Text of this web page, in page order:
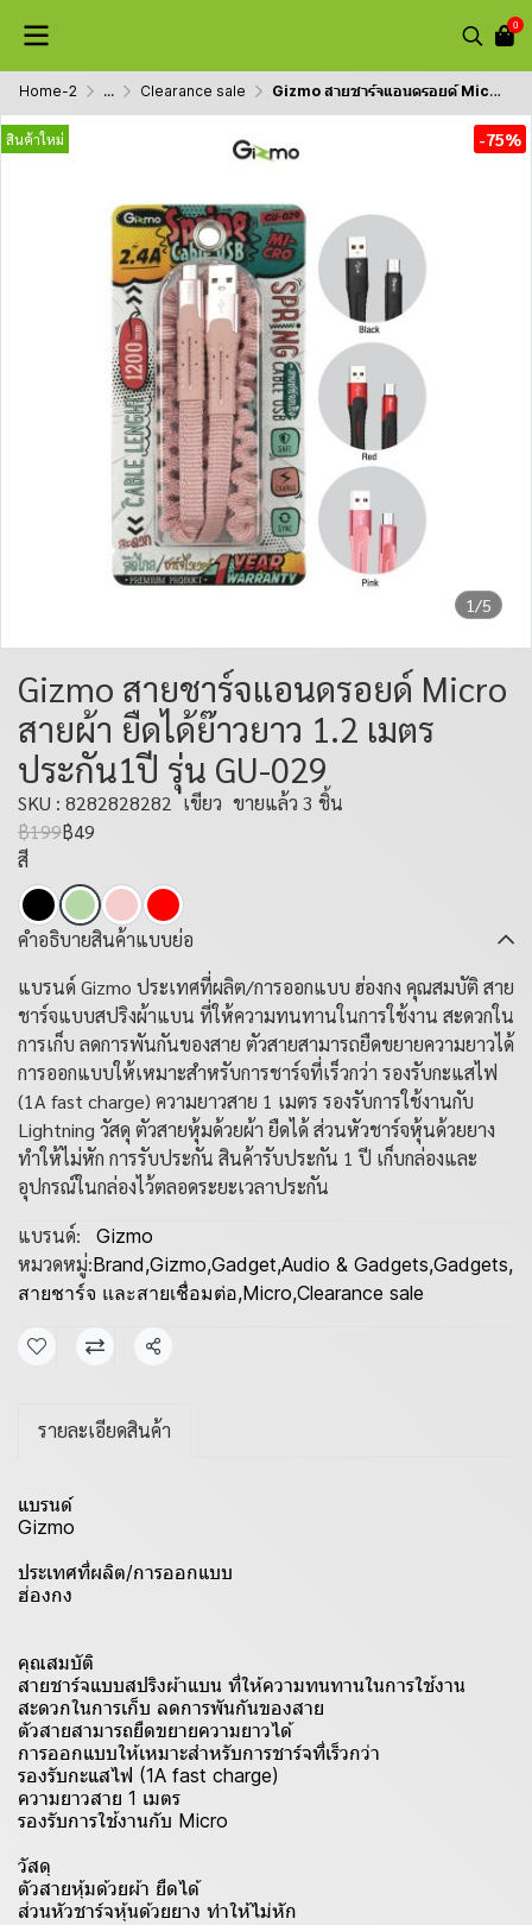
0
Home-2 ... Clearance sale Gizmo สายชาร์จแอนดรอยด์ Micro สายผ้า ยืดได้ย๊าวยาว 1.2 เมตร ประกัน1ปี รุ่น GU-029
1/5
สินค้าใหม่ -75%
Gizmo สายชาร์จแอนดรอยด์ Micro
สายผ้า ยืดได้ย๊าวยาว 1.2 เมตร
ประกัน1ปี รุ่น GU-029
SKU : 8282828282 เขียว ขายแล้ว 3 ชิ้น
฿199฿49
สี
คำอธิบายสินค้าแบบย่อ
แบรนด์ Gizmo ประเทศที่ผลิต/การออกแบบ ฮ่องกง คุณสมบัติ สาย
ชาร์จแบบสปริงผ้าแบน ที่ให้ความทนทานในการใช้งาน สะดวกใน
การเก็บ ลดการพันกันของสาย ตัวสายสามารถยืดขยายความยาวได้
การออกแบบให้เหมาะสำหรับการชาร์จที่เร็วกว่า รองรับกะแสไฟ
(1A fast charge) ความยาวสาย 1 เมตร รองรับการใช้งานกับ
Lightning วัสดุ ตัวสายหุ้มด้วยผ้า ยืดได้ ส่วนหัวชาร์จหุ้นด้วยยาง
ทำให้ไม่หัก การรับประกัน สินค้ารับประกัน 1 ปี เก็บกล่องและ
อุปกรณ์ในกล่องไว้ตลอดระยะเวลาประกัน
แบรนด์:
Gizmo
หมวดหมู่:Brand,Gizmo,Gadget,Audio & Gadgets,Gadgets,
สายชาร์จ และสายเชื่อมต่อ,Micro,Clearance sale
แชร์
รายละเอียดสินค้า
แบรนด์
Gizmo
ประเทศที่ผลิต/การออกแบบ
ฮ่องกง
คุณสมบัติ
สายชาร์จแบบสปริงผ้าแบน ที่ให้ความทนทานในการใช้งาน
สะดวกในการเก็บ ลดการพันกันของสาย
ตัวสายสามารถยืดขยายความยาวได้
การออกแบบให้เหมาะสำหรับการชาร์จที่เร็วกว่า
รองรับกะแสไฟ (1A fast charge)
ความยาวสาย 1 เมตร
รองรับการใช้งานกับ Micro
วัสดุ
ตัวสายหุ้มด้วยผ้า ยืดได้
ส่วนหัวชาร์จหุ้นด้วยยาง ทำให้ไม่หัก